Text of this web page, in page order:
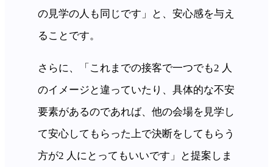
の見学の人も同じです」と、安心感を与え
ることです。
さらに、「これまでの接客で一つでも2 人
のイメージと違っていたり、具体的な不安
要素があるのであれば、他の会場を見学し
て安心してもらった上で決断をしてもらう
方が2 人にとってもいいです」と提案しま